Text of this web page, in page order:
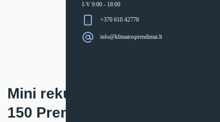
I-V 9:00 - 18:00
+370 610 42778
info@klimatosprendimai.lt
Mini rekuperatorius Prana
150 Premium Plius